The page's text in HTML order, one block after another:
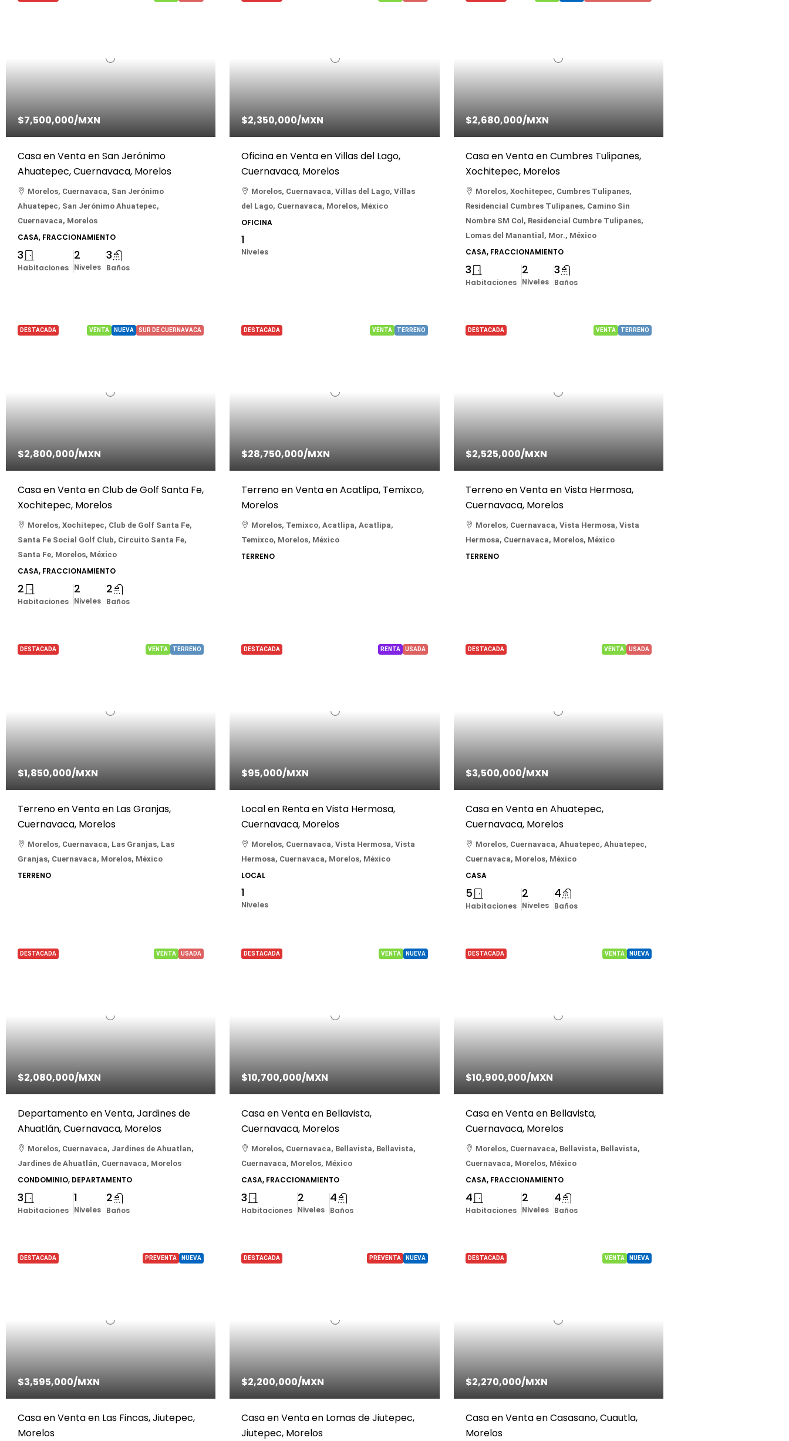
$7,500,000/MXN
Casa en Venta en San Jerónimo
Ahuatepec, Cuernavaca, Morelos
Morelos, Cuernavaca, San Jerónimo
Ahuatepec, San Jerónimo Ahuatepec,
Cuernavaca, Morelos
CASA, FRACCIONAMIENTO
3
Habitaciones
2
Niveles
3
Baños
$2,350,000/MXN
Oficina en Venta en Villas del Lago,
Cuernavaca, Morelos
Morelos, Cuernavaca, Villas del Lago, Villas
del Lago, Cuernavaca, Morelos, México
OFICINA
1
Niveles
$2,680,000/MXN
Casa en Venta en Cumbres Tulipanes,
Xochitepec, Morelos
Morelos, Xochitepec, Cumbres Tulipanes,
Residencial Cumbres Tulipanes, Camino Sin
Nombre SM Col, Residencial Cumbre Tulipanes,
Lomas del Manantial, Mor., México
CASA, FRACCIONAMIENTO
3
Habitaciones
2
Niveles
3
Baños
DESTACADA VENTA NUEVA SUR DE CUERNAVACA
$2,800,000/MXN
Casa en Venta en Club de Golf Santa Fe,
Xochitepec, Morelos
Morelos, Xochitepec, Club de Golf Santa Fe,
Santa Fe Social Golf Club, Circuito Santa Fe,
Santa Fe, Morelos, México
CASA, FRACCIONAMIENTO
2
Habitaciones
2
Niveles
2
Baños
DESTACADA VENTA TERRENO
$28,750,000/MXN
Terreno en Venta en Acatlipa, Temixco,
Morelos
Morelos, Temixco, Acatlipa, Acatlipa,
Temixco, Morelos, México
TERRENO
DESTACADA VENTA TERRENO
$2,525,000/MXN
Terreno en Venta en Vista Hermosa,
Cuernavaca, Morelos
Morelos, Cuernavaca, Vista Hermosa, Vista
Hermosa, Cuernavaca, Morelos, México
TERRENO
DESTACADA VENTA TERRENO
$1,850,000/MXN
Terreno en Venta en Las Granjas,
Cuernavaca, Morelos
Morelos, Cuernavaca, Las Granjas, Las
Granjas, Cuernavaca, Morelos, México
TERRENO
DESTACADA RENTA USADA
$95,000/MXN
Local en Renta en Vista Hermosa,
Cuernavaca, Morelos
Morelos, Cuernavaca, Vista Hermosa, Vista
Hermosa, Cuernavaca, Morelos, México
LOCAL
1
Niveles
DESTACADA VENTA USADA
$3,500,000/MXN
Casa en Venta en Ahuatepec,
Cuernavaca, Morelos
Morelos, Cuernavaca, Ahuatepec, Ahuatepec,
Cuernavaca, Morelos, México
CASA
5
Habitaciones
2
Niveles
4
Baños
DESTACADA VENTA USADA
$2,080,000/MXN
Departamento en Venta, Jardines de
Ahuatlán, Cuernavaca, Morelos
Morelos, Cuernavaca, Jardines de Ahuatlan,
Jardines de Ahuatlán, Cuernavaca, Morelos
CONDOMINIO, DEPARTAMENTO
3
Habitaciones
1
Niveles
2
Baños
DESTACADA VENTA NUEVA
$10,700,000/MXN
Casa en Venta en Bellavista,
Cuernavaca, Morelos
Morelos, Cuernavaca, Bellavista, Bellavista,
Cuernavaca, Morelos, México
CASA, FRACCIONAMIENTO
3
Habitaciones
2
Niveles
4
Baños
DESTACADA VENTA NUEVA
$10,900,000/MXN
Casa en Venta en Bellavista,
Cuernavaca, Morelos
Morelos, Cuernavaca, Bellavista, Bellavista,
Cuernavaca, Morelos, México
CASA, FRACCIONAMIENTO
4
Habitaciones
2
Niveles
4
Baños
DESTACADA PREVENTA NUEVA
$3,595,000/MXN
Casa en Venta en Las Fincas, Jiutepec,
Morelos
DESTACADA PREVENTA NUEVA
$2,200,000/MXN
Casa en Venta en Lomas de Jiutepec,
Jiutepec, Morelos
DESTACADA VENTA NUEVA
$2,270,000/MXN
Casa en Venta en Casasano, Cuautla,
Morelos